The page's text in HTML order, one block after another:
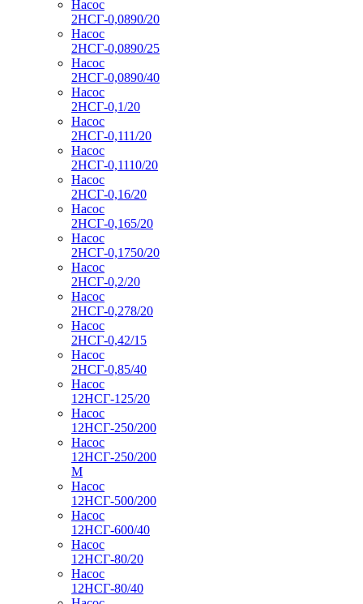
Насос
2НСГ-0,0890/20
Насос
2НСГ-0,0890/25
Насос
2НСГ-0,0890/40
Насос
2НСГ-0,1/20
Насос
2НСГ-0,111/20
Насос
2НСГ-0,1110/20
Насос
2НСГ-0,16/20
Насос
2НСГ-0,165/20
Насос
2НСГ-0,1750/20
Насос
2НСГ-0,2/20
Насос
2НСГ-0,278/20
Насос
2НСГ-0,42/15
Насос
2НСГ-0,85/40
Насос
12НСГ-125/20
Насос
12НСГ-250/200
Насос
12НСГ-250/200
М
Насос
12НСГ-500/200
Насос
12НСГ-600/40
Насос
12НСГ-80/20
Насос
12НСГ-80/40